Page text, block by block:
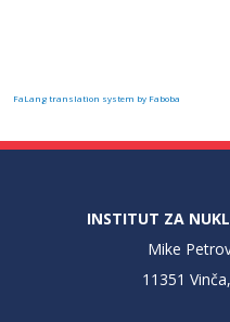
FaLang translation system by Faboba
INSTITUT ZA
Mike
11351